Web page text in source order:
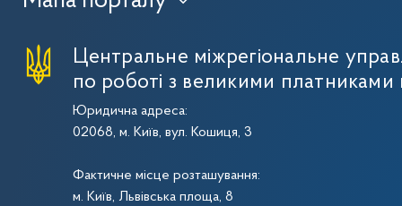
Центральне міжрегіональне
по роботі з великими платниками
Юридична адреса:
02068, м. Київ, вул. Кошиця, 3
Фактичне місце розташування:
м. Київ, Львівська площа, 8